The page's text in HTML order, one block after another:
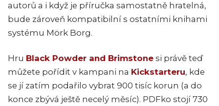
autorů a i když je příručka samostatně hratelná,
bude zároveň kompatibilní s ostatními knihami
systému Mörk Borg.
Hru Black Powder and Brimstone si právě teď
můžete pořídit v kampani na Kickstarteru, kde
se jí zatím podařilo vybrat 900 tisíc korun (a do
konce zbývá ještě necelý měsíc). PDFko stojí 730